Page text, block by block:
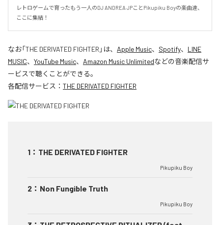
レトロゲームで育ったもう一人のDJ ANDREA JPことPikupiku Boyの楽曲達、
ここに集結！
なお「THE DERIVATED FIGHTER 」は、 Apple Music、 Spotify、 LINE
MUSIC、 YouTube Music、 Amazon Music Unlimitedなどの音楽配信サ
ービスで聴くことができる。
各配信サービス： THE DERIVATED FIGHTER
1 ： THE DERIVATED FIGHTER
Pikupiku Boy
2 ： Non Fungible Truth
Pikupiku Boy